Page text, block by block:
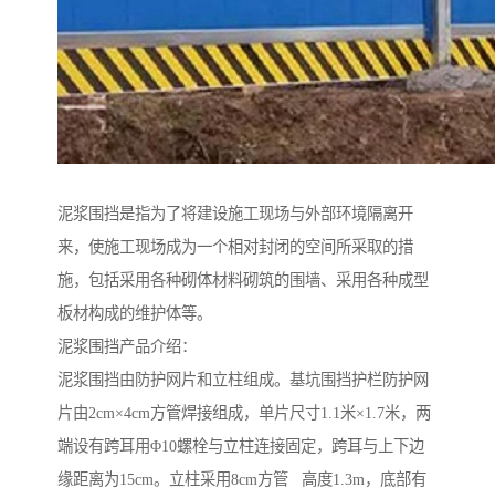
泥浆围挡是指为了将建设施工现场与外部环境隔离开
来，使施工现场成为一个相对封闭的空间所采取的措
施，包括采用各种砌体材料砌筑的围墙、采用各种成型
板材构成的维护体等。
泥浆围挡产品介绍：
泥浆围挡由防护网片和立柱组成。基坑围挡护栏防护网
片由2cm×4cm方管焊接组成，单片尺寸1.1米×1.7米，两
端设有跨耳用Φ10螺栓与立柱连接固定，跨耳与上下边
缘距离为15cm。立柱采用8cm方管 高度1.3m，底部有